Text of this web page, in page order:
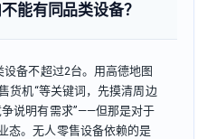
能有同品类设备？
备不超过2台。用高德地图
货机“等关键词，先摸清周边
说明有需求”——但那是对于
态。无人零售设备依赖的是